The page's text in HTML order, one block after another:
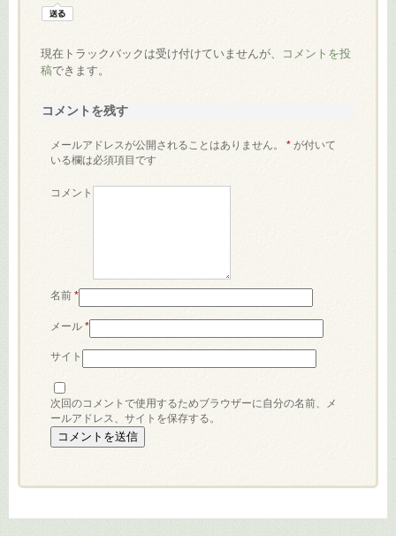
現在トラックバックは受け付けていませんが、
コメントを投
稿できます。
コメントを残す
メールアドレスが公開されることはありません。 * が付いて
いる欄は必須項目です
コメント
名前*
メール*
サイト
次回のコメントで使用するためブラウザーに自分の名前、メ
ールアドレス、サイトを保存する。